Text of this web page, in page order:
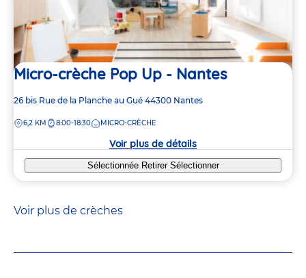
Micro-crèche Pop Up - Nantes
Adresse
la
26 bis Rue de la Planche au Gué 44300 Nantes
DISTANCE
6,2 KM 8:00-18:30 MICRO-CRÈCHE
Voir plus de détails
Sélectionnée Retirer Sélectionner
Voir plus de crèches